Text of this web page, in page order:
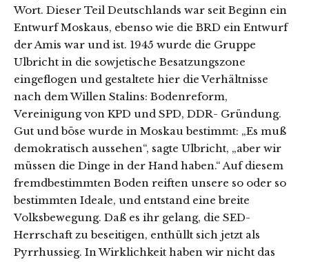
Wort. Dieser Teil Deutschlands war seit Beginn ein
Entwurf Moskaus, ebenso wie die BRD ein Entwurf
der Amis war und ist. 1945 wurde die Gruppe
Ulbricht in die sowjetische Besatzungszone
eingeflogen und gestaltete hier die Verhältnisse
nach dem Willen Stalins: Bodenreform,
Vereinigung von KPD und SPD, DDR- Gründung.
Gut und böse wurde in Moskau bestimmt: „Es muß
demokratisch aussehen“, sagte Ulbricht, „aber wir
müssen die Dinge in der Hand haben.“ Auf diesem
fremdbestimmten Boden reiften unsere so oder so
bestimmten Ideale, und entstand eine breite
Volksbewegung. Daß es ihr gelang, die SED-
Herrschaft zu beseitigen, enthüllt sich jetzt als
Pyrrhussieg. In Wirklichkeit haben wir nicht das